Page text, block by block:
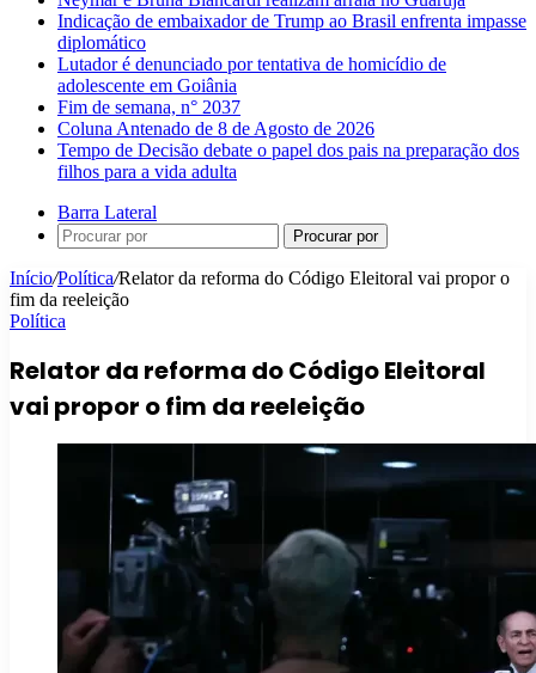
Indicação de embaixador de Trump ao Brasil enfrenta impasse
diplomático
Lutador é denunciado por tentativa de homicídio de
adolescente em Goiânia
Fim de semana, n° 2037
Coluna Antenado de 8 de Agosto de 2026
Tempo de Decisão debate o papel dos pais na preparação dos
filhos para a vida adulta
Barra Lateral
Procurar por
Início/Política/Relator da reforma do Código Eleitoral vai propor o
fim da reeleição
Política
Relator da reforma do Código Eleitoral
vai propor o fim da reeleição